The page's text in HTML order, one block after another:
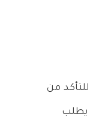
من
يطلب